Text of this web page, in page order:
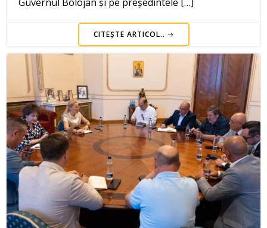
CITEȘTE ARTICOL..